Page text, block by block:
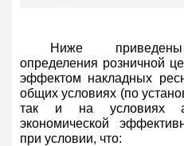
Ниже приведены
определения розничной
эффектом накладных
общих условиях (по
так и на условиях
экономической
при условии, что: